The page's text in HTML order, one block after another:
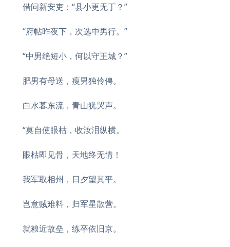
借问新安吏：“县小更无丁？”
“府帖昨夜下，次选中男行。”
“中男绝短小，何以守王城？”
肥男有母送，瘦男独伶俜。
白水暮东流，青山犹哭声。
“莫自使眼枯，收汝泪纵横。
眼枯即见骨，天地终无情！
我军取相州，日夕望其平。
岂意贼难料，归军星散营。
就粮近故垒，练卒依旧京。